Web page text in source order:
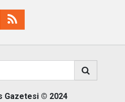
Gazetesi © 2024